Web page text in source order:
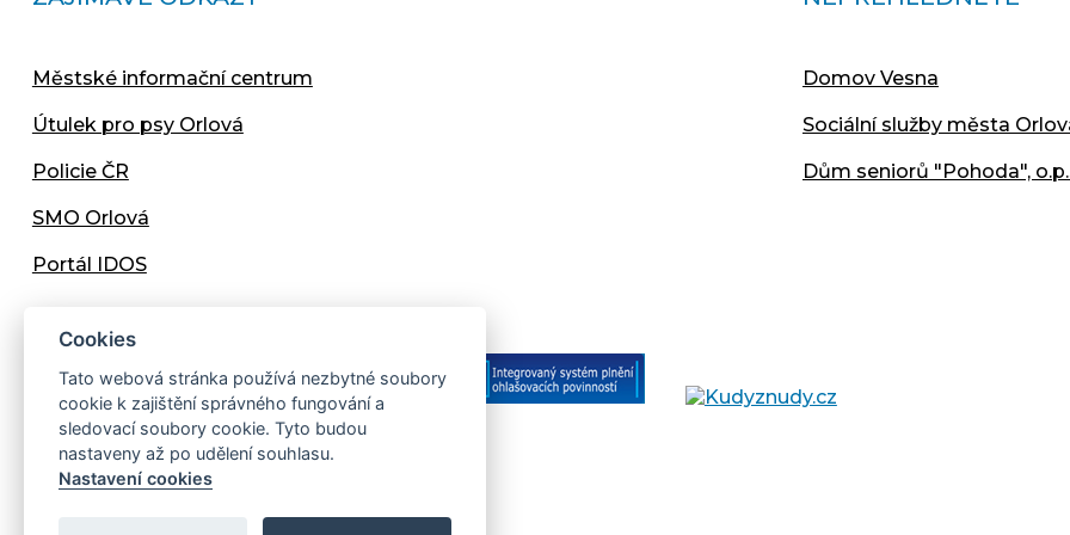
Městské informační centrum
Útulek pro psy Orlová
Policie ČR
SMO Orlová
Portál IDOS
Domov Vesna
Sociální služby města
Dům seniorů "Pohoda",
Copyright © 2013 - 2026 Městský úřad Orlová
Cookies
Tato webová stránka používá nezbytné soubory
cookie k zajištění správného fungování a
sledovací soubory cookie. Tyto budou
nastaveny až po udělení souhlasu.
Nastavení cookies